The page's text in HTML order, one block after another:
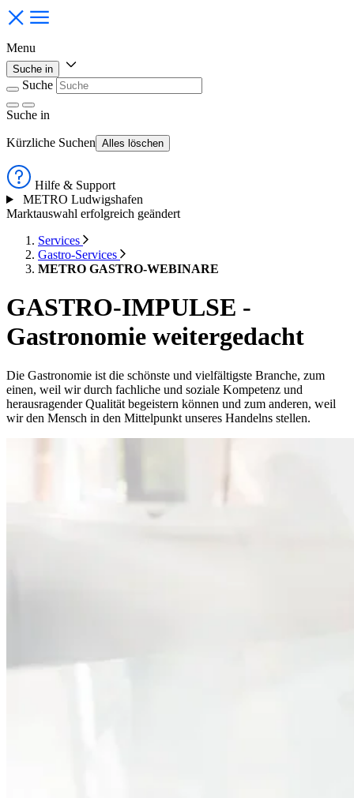
Menu
Suche in
Suche
Suche in
Kürzliche Suchen Alles löschen
Hilfe & Support
METRO Ludwigshafen
Marktauswahl erfolgreich geändert
Services
Gastro-Services
METRO GASTRO-WEBINARE
GASTRO-IMPULSE -
Gastronomie weitergedacht
Die Gastronomie ist die schönste und vielfältigste Branche, zum
einen, weil wir durch fachliche und soziale Kompetenz und
herausragender Qualität begeistern können und zum anderen, weil
wir den Mensch in den Mittelpunkt unseres Handelns stellen.